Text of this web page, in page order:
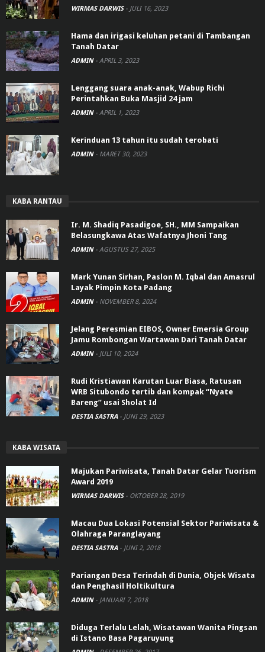
WIRMAS DARWIS - JULI 16, 2023
Hama dan irigasi keluhan petani di Tambangan
Tanah Datar
ADMIN - APRIL 3, 2023
Lenggang suara anak-anak, Wabup Richi
Perintahkan Buka Masjid 24 jam
ADMIN - APRIL 1, 2023
Kerinduan 13 tahun itu sudah terobati
ADMIN - MARET 30, 2023
KABA RANTAU
Ir. M. Shadiq Pasadigoe, SH., MM Sampaikan
Belasungkawa Atas Wafatnya Jhoni Tang
ADMIN - AGUSTUS 27, 2025
Mark Yunan Sirhan, Paslon M. Iqbal dan Amasrul
Layak Pimpin Kota Padang
ADMIN - NOVEMBER 8, 2024
Jelang Peresmian EIBOS, Owner Emersia Group
Jamu Rombongan Wartawan Dari Tanah Datar
ADMIN - JULI 10, 2024
Rudi Kristiawan Karutan Luar Biasa, Ratusan
WRB Situbondo tertib dan kompak “Nyate
Bareng” usai Sholat Id
DESTIA SASTRA - JUNI 29, 2023
KABA WISATA
Majukan Pariwisata, Tanah Datar Gelar Tuorism
Award 2019
WIRMAS DARWIS - OKTOBER 28, 2019
Macau Dua Lokasi Potensial Sektor Pariwisata &
Olahraga Paranglayang
DESTIA SASTRA - JUNI 2, 2018
Pariangan Desa Terindah di Dunia, Objek Wisata
dan Penghasil Holtikultura
ADMIN - JANUARI 7, 2018
Diduga Terlalu Lelah, Wisatawan Wanita Pingsan
di Istano Basa Pagaruyung